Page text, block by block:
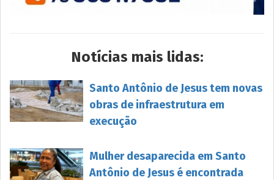
Notícias mais lidas:
Santo Antônio de Jesus tem novas
obras de infraestrutura em
execução
Mulher desaparecida em Santo
Antônio de Jesus é encontrada